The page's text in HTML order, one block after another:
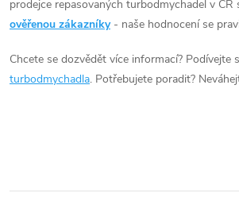
c
í
p
k
prodejce repasovaných turbodmychadel v ČR
ověřenou zákazníky- naše hodnocení se
Chcete se dozvědět více informací? Podívejte
turbodmychadla. Potřebujete poradit?